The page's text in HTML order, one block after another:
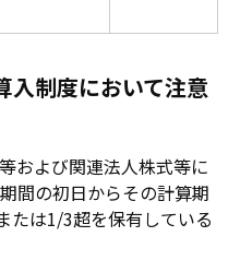
入制度において注意
および関連法人株式等に
間の初日からその計算期
たは1/3超を保有している